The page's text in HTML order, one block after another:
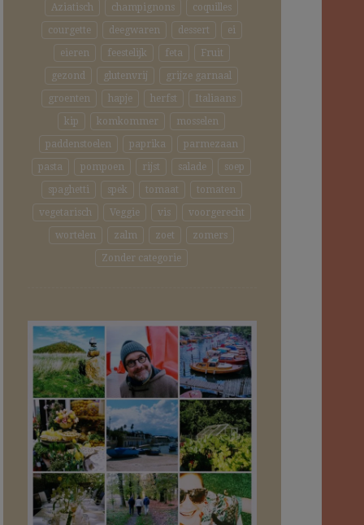
Aziatisch
champignons
coquilles
courgette
deegwaren dessert
ei
eieren
feestelijk feta
Fruit
gezond
glutenvrij
grijze garnaal
groenten
hapje herfst
Italiaans
kip
komkommer
mosselen
paddenstoelen
paprika
parmezaan
pasta
pompoen rijst salade
soep
spaghetti
spek tomaat
tomaten
vegetarisch
Veggie vis
voorgerecht
wortelen
zalm zoet
zomers
Zonder categorie